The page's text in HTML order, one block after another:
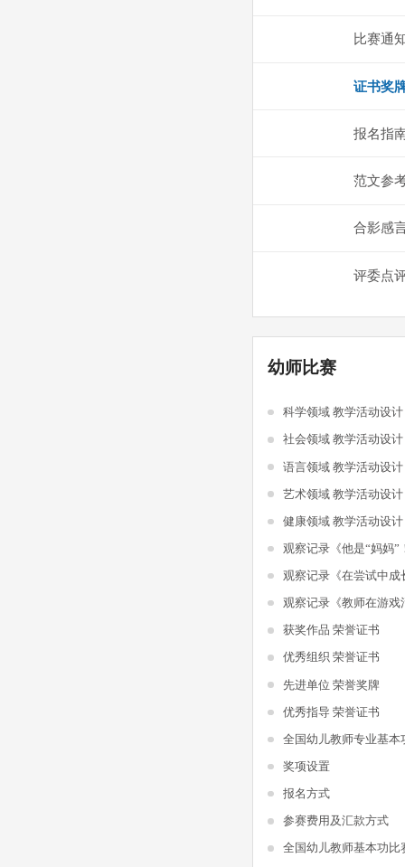
比赛通
证书奖
报名指
范文参
合影感
评委点
幼师比赛
科学领域 教学活动设
社会领域 教学活动设
语言领域 教学活动设
艺术领域 教学活动设
健康领域 教学活动设
观察记录《他是“妈妈”
观察记录《在尝试中成
获奖作品 荣誉证书
优秀组织 荣誉证书
先进单位 荣誉奖牌
优秀指导 荣誉证书
全国幼儿教师专业基本
奖项设置
报名方式
参赛费用及汇款方式
全国幼儿教师基本功比